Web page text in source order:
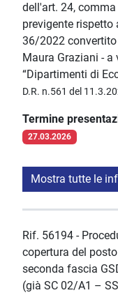
dell'art. 24,
previgente rispetto
36/2022
Maura Graziani -
“Dipartimenti di
D.R. n.561 del
Termine
27.03.2026
Mostra tutte le
Rif. 56194 -
copertura del
seconda fascia
(già SC 02/A1 –